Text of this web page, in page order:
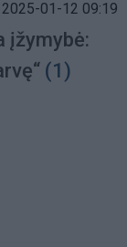
2025-01-12 09:19
įžymybė:
(1)